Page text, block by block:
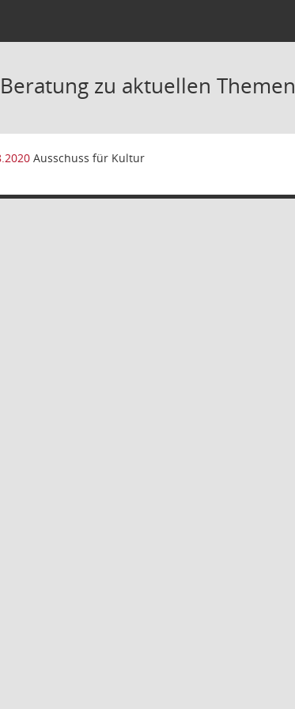
zu aktuellen Themen
Ausschuss für Kultur